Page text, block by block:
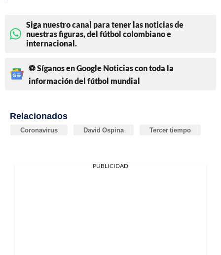
Siga nuestro canal para tener las noticias de
nuestras figuras, del fútbol colombiano e
internacional.
⚽ Síganos en Google Noticias con toda la
información del fútbol mundial
Relacionados
Coronavirus David Ospina Tercer tiempo
PUBLICIDAD